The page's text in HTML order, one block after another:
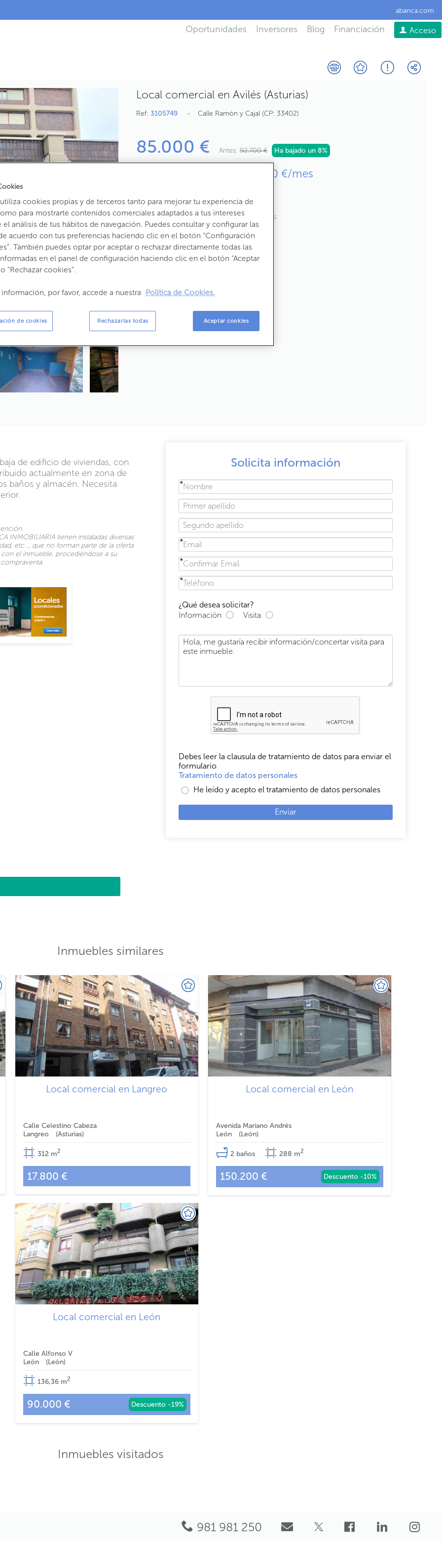
abanca.com
Oportunidades Inversores Blog Financiación Acceso
Local comercial en Avilés (Asturias)
Ref: 3105749 Calle Ramón y Cajal CP: 33402
85.000 € Antes: 92.700 € Ha bajado un 8%
500 €/mes
2Baños
110,87m2útiles 121m2construídos
Estado: Segunda Mano
Propietario:
de edificio de viviendas, con
actualmente en zona de
baños y almacén. Necesita
INMOBILIARIA tienen instaladas diversas
etc…, que no forman parte de la oferta
el inmueble, procediéndose a su
Solicita información
¿Qué desea solicitar?
Información
Visita
Debes leer la clausula de tratamiento de datos para enviar el
formulario
Tratamiento de datos personales
He leído y acepto el tratamiento de datos personales
Enviar
Inmuebles similares
Local comercial en Langreo
Calle Celestino Cabeza
Langreo
Asturias
312 m2
17.800 €
Local comercial en León
Avenida Mariano Andrés
León
León
2 baños 288 m2
150.200 € Descuento -10%
Local comercial en León
Calle Alfonso V
León
León
136,36 m2
90.000 € Descuento -19%
Inmuebles visitados
981 981 250
utiliza cookies propias y de terceros tanto para mejorar tu experiencia de
para mostrarte contenidos comerciales adaptados a tus intereses
el análisis de tus hábitos de navegación. Puedes consultar y configurar las
acuerdo con tus preferencias haciendo clic en el botón “Configuración
También puedes optar por aceptar o rechazar directamente todas las
en el panel de configuración haciendo clic en el botón “Aceptar
“Rechazar cookies”.
información, por favor, accede a nuestra Política de Cookies.
de cookies Aceptar cookies
Rechazarlas todas